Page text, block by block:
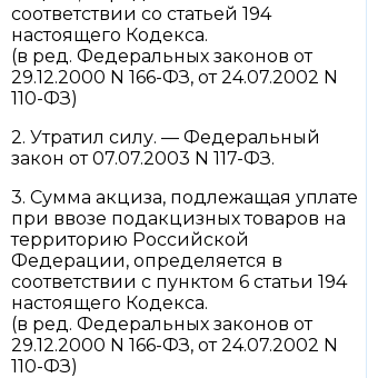
соответствии со статьей 194
настоящего Кодекса.
(в ред. Федеральных законов от
29.12.2000 N 166-ФЗ, от 24.07.2002 N
110-ФЗ)
2. Утратил силу. — Федеральный
закон от 07.07.2003 N 117-ФЗ.
3. Сумма акциза, подлежащая уплате
при ввозе подакцизных товаров на
территорию Российской
Федерации, определяется в
соответствии с пунктом 6 статьи 194
настоящего Кодекса.
(в ред. Федеральных законов от
29.12.2000 N 166-ФЗ, от 24.07.2002 N
110-ФЗ)